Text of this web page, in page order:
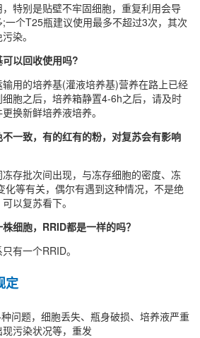
特别是贴壁不牢固细胞，重复利用会导
一个T25瓶建议使用最多不超过3次，其次
染。
以回收使用吗?
用的培养基(灌液培养基)营养在路上已经
胞之后，培养箱静置4-6h之后，请及时
换新鲜培养液培养。
一致，有的红有的粉，对复苏会有影响
存批次间出现，与冻存细胞的密度、冻
化等有关，偶尔有遇到这种情况，不是绝
以复苏看下。
细胞，RRID都是一样的吗？
有一个RRID。
定
问题，细胞丢失、瓶身破损、培养液严重
污染状况等，重发